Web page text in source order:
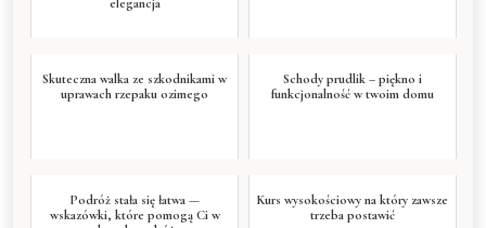
elegancja
Skuteczna walka ze szkodnikami w
uprawach rzepaku ozimego
Schody prudlik – piękno i
funkcjonalność w twoim domu
Podróż stała się łatwa —
wskazówki, które pomogą Ci w
Kurs wysokościowy na który zawsze
trzeba postawić